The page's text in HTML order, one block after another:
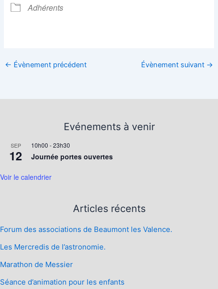
Adhérents
← Évènement précédent Évènement suivant →
Evénements à venir
SEP
12
10h00 -23h30
Journée portes ouvertes
Voir le calendrier
Articles récents
Forum des associations de Beaumont les Valence.
Les Mercredis de l’astronomie.
Marathon de Messier
Séance d’animation pour les enfants